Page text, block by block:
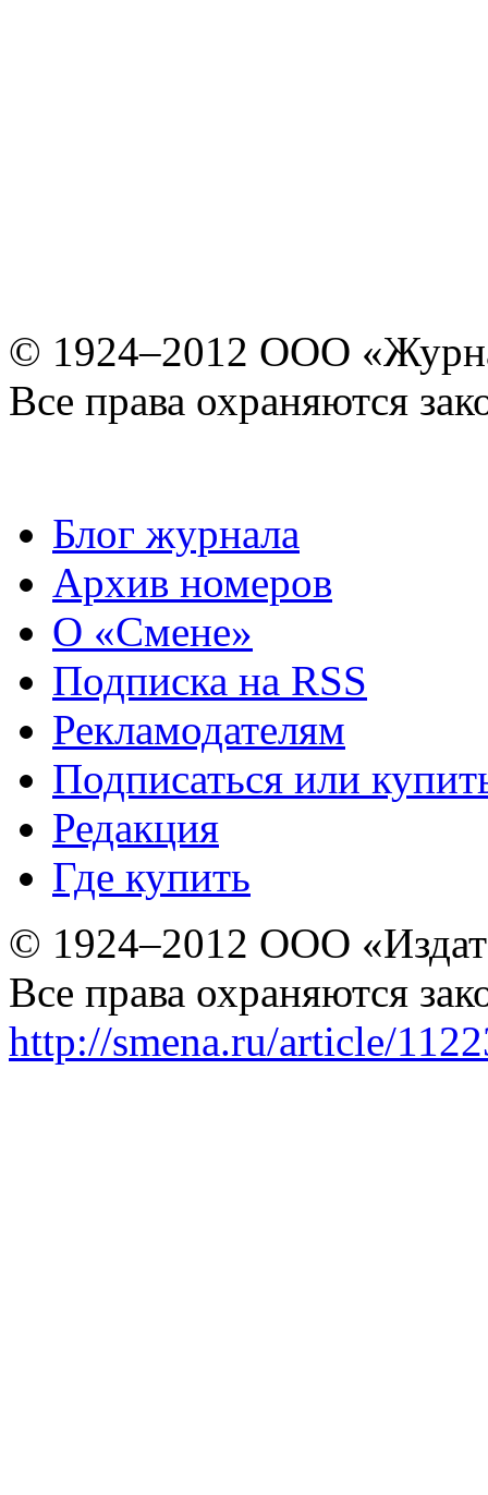
© 1924–2012 ООО
Все права охраняются
Блог журнала
Архив номеров
О «Смене»
Подписка на RSS
Рекламодателям
Подписаться или
Редакция
Где купить
© 1924–2012 ООО
Все права охраняются
http://smena.ru/article/